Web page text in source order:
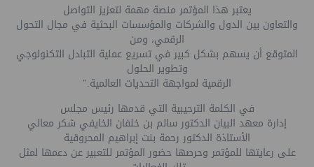
يعتبر هذا المؤتمر منصة مهمة لتعزيز التواصل
والتعاون بين الدول والشركات والمؤسسات البحثية في مجال التحول
الرقمي، ومن
المتوقع أن يسهم بشكل كبير في تسريع عملية التبادل التكنولوجي
وتطوير الحلول
الرقمية لمواجهة التحديات العالمية."
في الكلمة الترحيبية التي قدمها رئيس مجلس
إدارة معهد البيان الدكتور سالم بن خلفان الخايفي شكر معالي
الأستاذة الدكتور رحمة بنت إبراهيم المحروقية
على رعايتها للمؤتمر وحرصها حضور المؤتمر للتعبير عن دعمها لمثل